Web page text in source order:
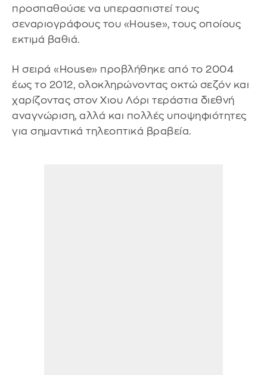
προσπαθούσε να υπερασπιστεί τους
σεναριογράφους του «House», τους οποίους
εκτιμά βαθιά.
Η σειρά «House» προβλήθηκε από το 2004
έως το 2012, ολοκληρώνοντας οκτώ σεζόν και
χαρίζοντας στον Χιου Λόρι τεράστια διεθνή
αναγνώριση, αλλά και πολλές υποψηφιότητες
για σημαντικά τηλεοπτικά βραβεία.